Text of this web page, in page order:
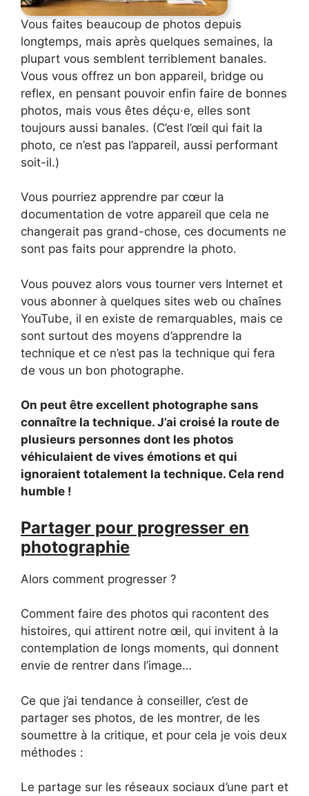
Vous faites beaucoup de photos depuis
longtemps, mais après quelques semaines, la
plupart vous semblent terriblement banales.
Vous vous offrez un bon appareil, bridge ou
reflex, en pensant pouvoir enfin faire de bonnes
photos, mais vous êtes déçu·e, elles sont
toujours aussi banales. (C’est l’œil qui fait la
photo, ce n’est pas l’appareil, aussi performant
soit-il.)
Vous pourriez apprendre par cœur la
documentation de votre appareil que cela ne
changerait pas grand-chose, ces documents ne
sont pas faits pour apprendre la photo.
Vous pouvez alors vous tourner vers Internet et
vous abonner à quelques sites web ou chaînes
YouTube, il en existe de remarquables, mais ce
sont surtout des moyens d’apprendre la
technique et ce n’est pas la technique qui fera
de vous un bon photographe.
On peut être excellent photographe sans
connaître la technique. J’ai croisé la route de
plusieurs personnes dont les photos
véhiculaient de vives émotions et qui
ignoraient totalement la technique. Cela rend
humble !
Partager pour progresser en
photographie
Alors comment progresser ?
Comment faire des photos qui racontent des
histoires, qui attirent notre œil, qui invitent à la
contemplation de longs moments, qui donnent
envie de rentrer dans l’image…
Ce que j’ai tendance à conseiller, c’est de
partager ses photos, de les montrer, de les
soumettre à la critique, et pour cela je vois deux
méthodes :
Le partage sur les réseaux sociaux d’une part et